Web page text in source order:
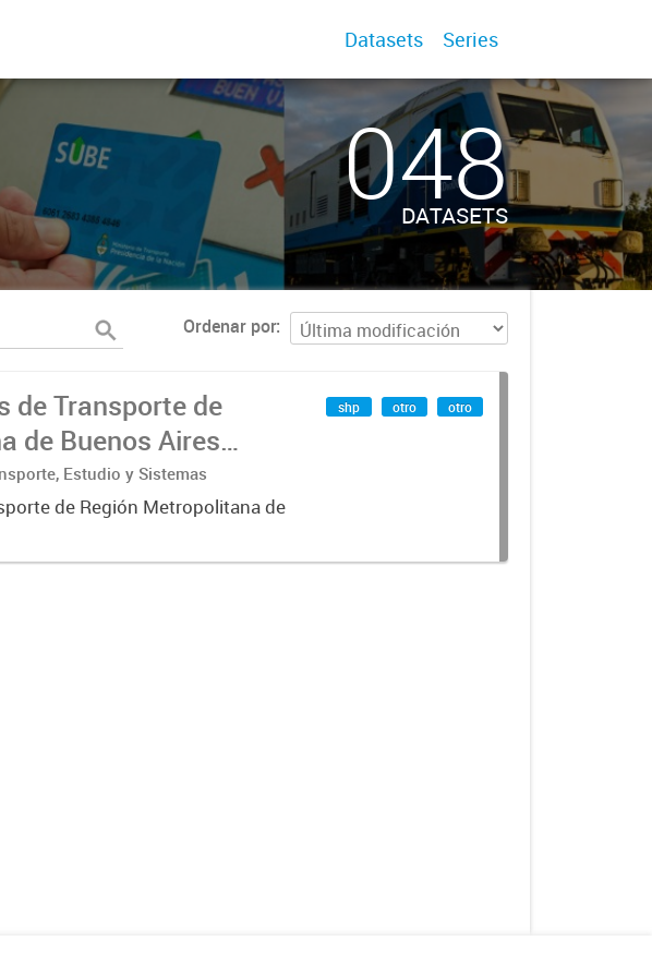
Datasets Series
048
DATASETS
Ordenar por
de Transporte de
de Buenos Aires
Estudio y Sistemas
de Región Metropolitana de
shp otro otro